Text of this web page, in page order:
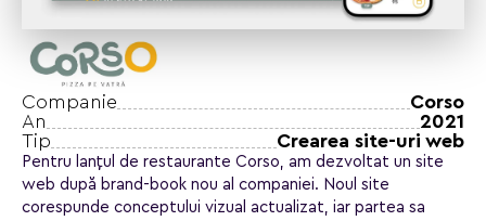
Companie
Corso
An
2021
Tip
Crearea site-uri web
Pentru lanțul de restaurante Corso, am dezvoltat un site
web după brand-book nou al companiei. Noul site
corespunde conceptului vizual actualizat, iar partea sa